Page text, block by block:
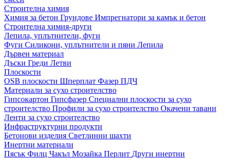
Строителна химия
Химия за бетон Грундове Импрегнатори за камък и бетон
Строителна химия-други
Лепила, уплътнители, фуги
Фуги Силикони, уплътнители и пяни Лепила
Дървен материал
Дъски Греди Летви
Плоскости
OSB плоскости Шперплат Фазер ПДЧ
Материали за сухо строителство
Гипсокартон Гипсфазер Специални плоскости за сухо
строителство Профили за сухо строителство Окачени тавани
Ленти за сухо строителство
Инфраструктурни продукти
Бетонови изделия Светлинни шахти
Инертни материали
Пясък Филц Чакъл Мозайкa Перлит Други инертни